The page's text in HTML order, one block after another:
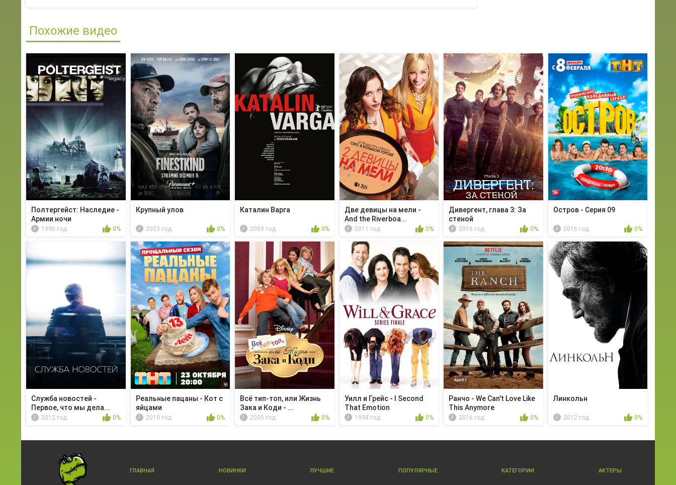
Похожие видео
Полтергейст: Наследие -
Армии ночи
1996 год 0%
Крупный улов
2023 год 0%
Каталин Варга
2009 год 0%
Две девицы на мели -
And the Riverboa...
2011 год 0%
Дивергент, глава 3: За
стеной
2016 год 0%
Остров - Серия 09
2016 год 0%
Служба новостей -
Первое, что мы дела...
2012 год 0%
Реальные пацаны - Кот с
яйцами
2010 год 0%
Всё тип-топ, или Жизнь
Зака и Коди - ...
2005 год 0%
Уилл и Грейс - I Second
That Emotion
1998 год 0%
Ранчо - We Can't Love Like
This Anymore
2016 год 0%
Линкольн
2012 год 0%
ГЛАВНАЯ НОВИНКИ ЛУЧШИЕ ПОПУЛЯРНЫЕ КАТЕГОРИИ АКТЕРЫ